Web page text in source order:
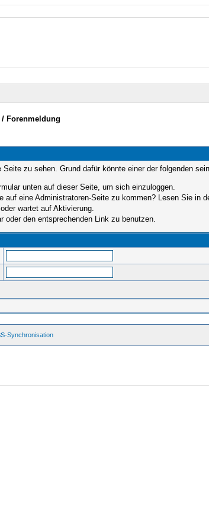
/ Forenmeldung
zu sehen. Grund dafür könnte einer der folgenden
unten auf dieser Seite, um sich einzuloggen.
eine Administratoren-Seite zu kommen? Lesen Sie in
wartet auf Aktivierung.
den entsprechenden Link zu benutzen.
Synchronisation